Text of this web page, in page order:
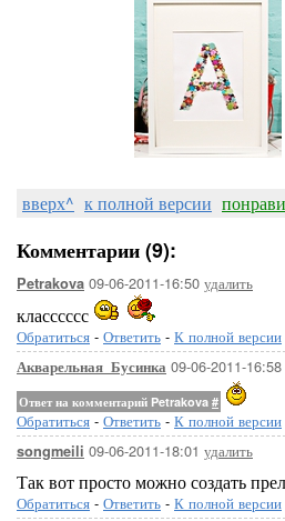
вверх^ к полной версии
Комментарии (9):
Petrakova 09-06-2011-16:50 удалить
класссссс
Обратиться - Ответить - К полной версии
Акварельная_Бусинка 09-06-2011-16:58
Ответ на комментарий Petrakova #
Обратиться - Ответить - К полной версии
songmeili 09-06-2011-18:01 удалить
Так вот просто можно создать
Обратиться - Ответить - К полной версии